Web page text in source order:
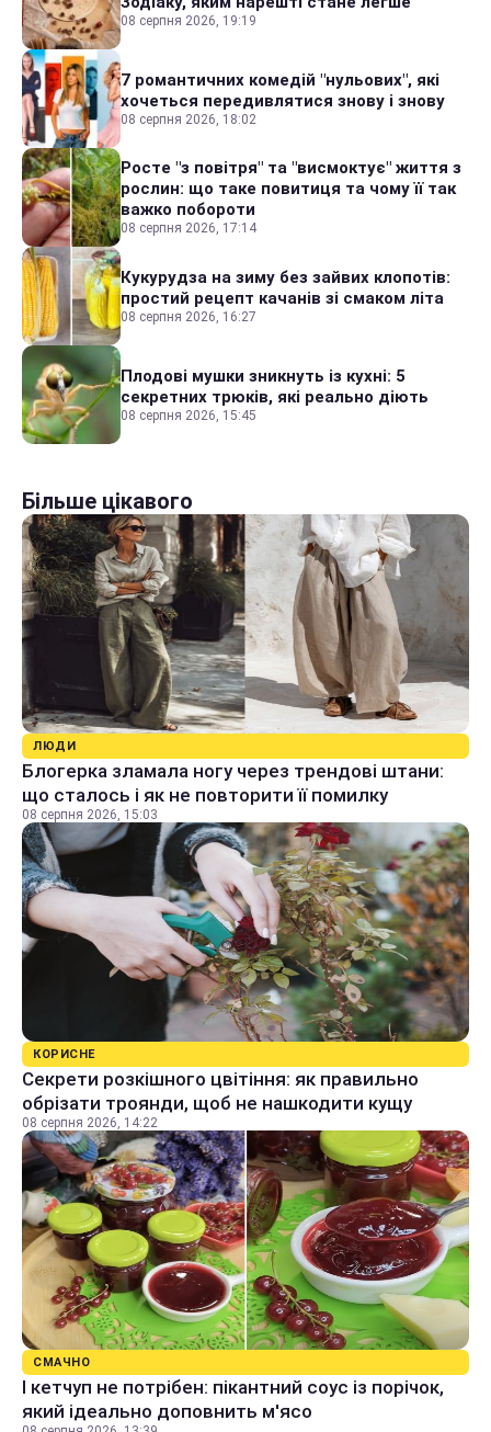
08 серпня 2026, 19:19
7 романтичних комедій "нульових", які
хочеться передивлятися знову і знову
08 серпня 2026, 18:02
Росте "з повітря" та "висмоктує" життя з
рослин: що таке повитиця та чому її так
важко побороти
08 серпня 2026, 17:14
Кукурудза на зиму без зайвих клопотів:
простий рецепт качанів зі смаком літа
08 серпня 2026, 16:27
Плодові мушки зникнуть із кухні: 5
секретних трюків, які реально діють
08 серпня 2026, 15:45
Більше цікавого
ЛЮДИ
Блогерка зламала ногу через трендові штани:
що сталось і як не повторити її помилку
08 серпня 2026, 15:03
КОРИСНЕ
Секрети розкішного цвітіння: як правильно
обрізати троянди, щоб не нашкодити кущу
08 серпня 2026, 14:22
СМАЧНО
І кетчуп не потрібен: пікантний соус із порічок,
який ідеально доповнить м'ясо